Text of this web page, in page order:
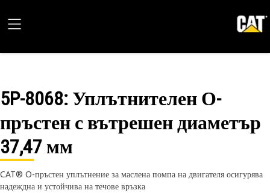
5P-8068: Уплътнителен О-
пръстен с вътрешен диаметър
37,47 мм
CAT® O-пръстен уплътнение за маслена помпа на двигателя осигурява
надеждна и устойчива на течове връзка